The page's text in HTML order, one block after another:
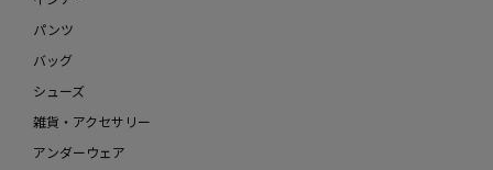
パンツ
バッグ
シューズ
雑貨・アクセサリー
アンダーウェア